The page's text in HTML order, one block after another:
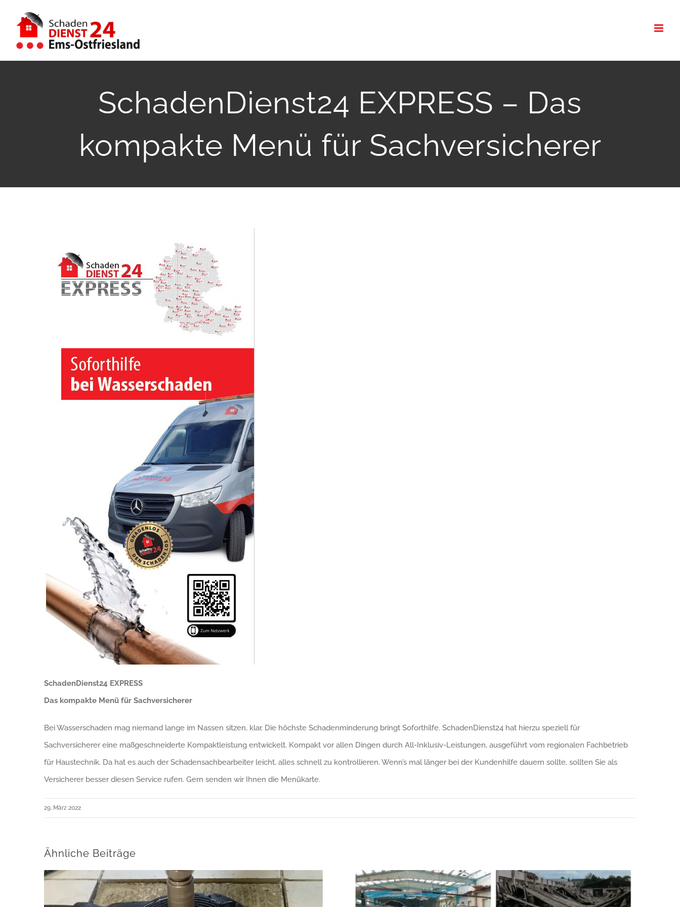
Inhalt
springen
SchadenDienst24 EXPRESS – Das
kompakte Menü für Sachversicherer
SchadenDienst24 EXPRESS
Das kompakte Menü für Sachversicherer
Bei Wasserschaden mag niemand lange im Nassen sitzen, klar. Die höchste Schadenminderung bringt Soforthilfe. SchadenDienst24 hat hierzu speziell für
Sachversicherer eine maßgeschneiderte Kompaktleistung entwickelt. Kompakt vor allen Dingen durch All-Inklusiv-Leistungen, ausgeführt vom regionalen Fachbetrieb
für Haustechnik. Da hat es auch der Schadensachbearbeiter leicht, alles schnell zu kontrollieren. Wenn’s mal länger bei der Kundenhilfe dauern sollte, sollten Sie als
Versicherer besser diesen Service rufen. Gern senden wir Ihnen die Menükarte.
29. März 2022
Ähnliche Beiträge